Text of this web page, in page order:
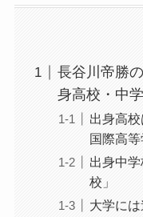
長谷川帝勝
身高校・中
出身高
国際高等
出身中
校」
大学に